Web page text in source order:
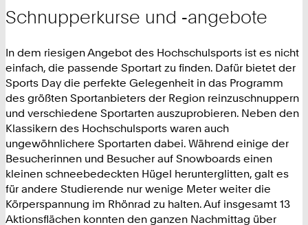
Schnupperkurse und ‑angebote
In dem riesigen Angebot des Hochschulsports ist es nicht
einfach, die passende Sportart zu finden. Dafür bietet der
Sports Day die perfekte Gelegenheit in das Programm
des größten Sportanbieters der Region reinzuschnuppern
und verschiedene Sportarten auszuprobieren. Neben den
Klassikern des Hochschulsports waren auch
ungewöhnlichere Sportarten dabei. Während einige der
Besucherinnen und Besucher auf Snowboards einen
kleinen schneebedeckten Hügel herunterglitten, galt es
für andere Studierende nur wenige Meter weiter die
Körperspannung im Rhönrad zu halten. Auf insgesamt 13
Aktionsflächen konnten den ganzen Nachmittag über